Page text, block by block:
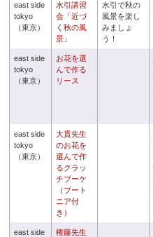
east side
tokyo
（東京）
水引講習
会「近づ
く秋の風
景」
水引で秋の
風景を楽し
みましょ
う！
east side
tokyo
（東京）
お花を選
んで作る
リース
east side
tokyo
（東京）
大貫先生
のお花を
選んで作
るクラッ
チブーケ
（ブート
ニア付
き）
east side
権藤先生